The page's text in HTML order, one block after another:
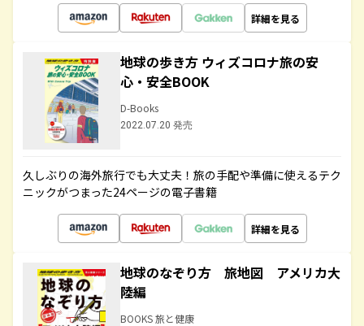
詳細を見る
地球の歩き方 ウィズコロナ旅の安
心・安全BOOK
D-Books
2022.07.20 発売
久しぶりの海外旅行でも大丈夫！旅の手配や準備に使えるテク
ニックがつまった24ページの電子書籍
詳細を見る
地球のなぞり方 旅地図 アメリカ大
陸編
BOOKS 旅と健康